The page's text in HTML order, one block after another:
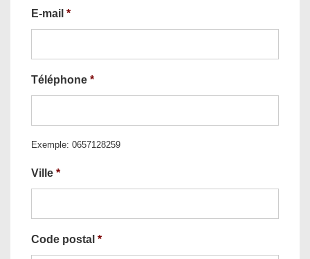
E-mail *
Téléphone *
Exemple: 0657128259
Ville *
Code postal *